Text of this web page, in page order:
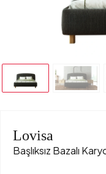
Lovisa
Başlıksız Bazalı